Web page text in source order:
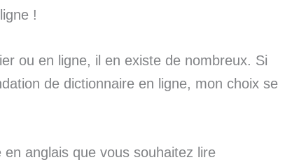
!
ou en ligne, il en existe de nombreux. Si
de dictionnaire en ligne, mon choix se
anglais que vous souhaitez lire